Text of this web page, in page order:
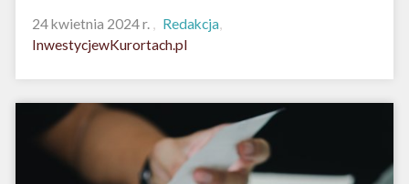
24 kwietnia 2024 r.
Redakcja
InwestycjewKurortach.pl